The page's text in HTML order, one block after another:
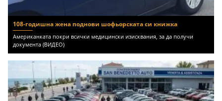
108-годишна жена поднови шофьорската си книжка
Американката покри всички медицински изисквания, за да получи
документа (ВИДЕО)